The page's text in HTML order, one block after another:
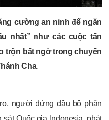
cường an ninh để ngăn
nhất” như các cuộc tấn
trộn bất ngờ trong chuyến
Cha.
người đứng đầu bộ phận